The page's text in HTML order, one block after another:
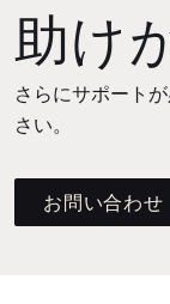
助け
さらにサポート
さい。
お問い合わせ